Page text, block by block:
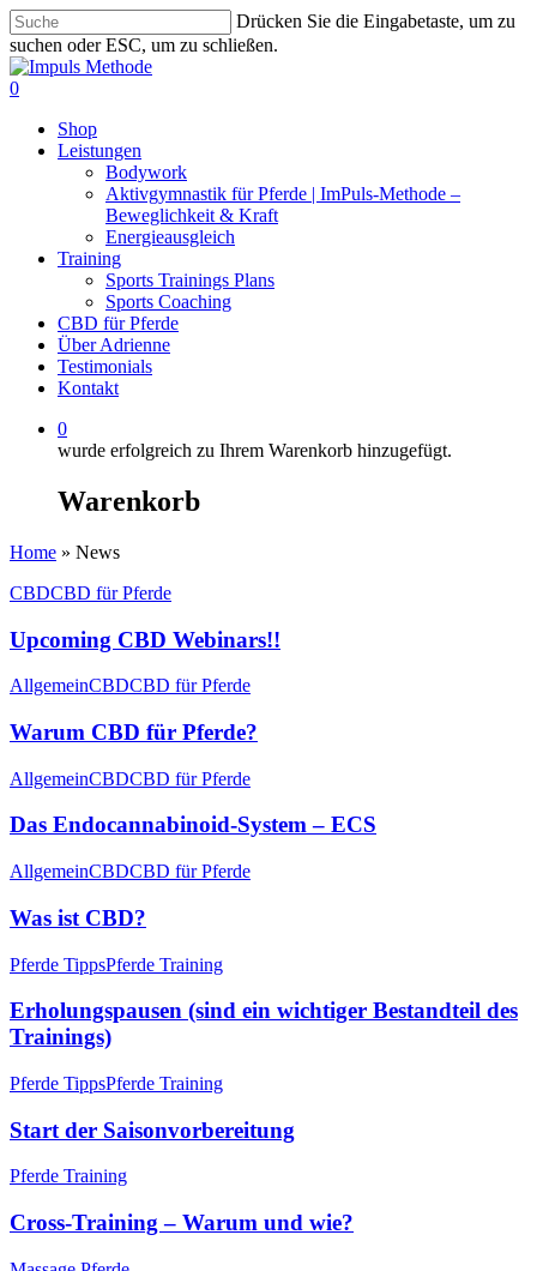
Zum
Hauptinhalt
springen
Drücken Sie die Eingabetaste, um zu
suchen oder ESC, um zu schließen.
Suche
schließen
0
Shop
Leistungen
Bodywork
Aktivgymnastik für Pferde | ImPuls‑Methode –
Beweglichkeit & Kraft
Energieausgleich
Training
Sports Trainings Plans
Sports Coaching
CBD für Pferde
Über Adrienne
Testimonials
Kontakt
0
wurde erfolgreich zu Ihrem Warenkorb hinzugefügt.
Warenkorb
Home » News
CBDCBD für Pferde
Upcoming CBD Webinars!!
AllgemeinCBDCBD für Pferde
Warum CBD für Pferde?
AllgemeinCBDCBD für Pferde
Das Endocannabinoid-System – ECS
AllgemeinCBDCBD für Pferde
Was ist CBD?
Pferde TippsPferde Training
Erholungspausen (sind ein wichtiger Bestandteil des
Trainings)
Pferde TippsPferde Training
Start der Saisonvorbereitung
Pferde Training
Cross-Training – Warum und wie?